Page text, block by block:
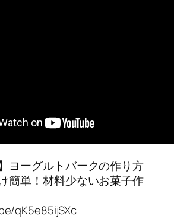
ヨーグルトバークの作り方
簡単！材料少ないお菓子作
qK5e85ijSXc